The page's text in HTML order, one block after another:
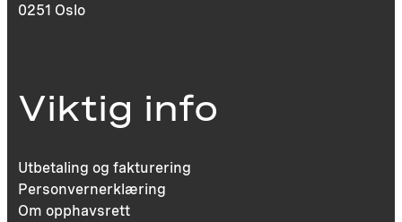
0251 Oslo
Viktig info
Utbetaling og fakturering
Personvernerklæring
Om opphavsrett